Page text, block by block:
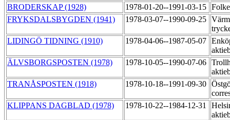
BRODERSKAP (1928)
1978-01-20--1991-03-15
FRYKSDALSBYGDEN (1941)
1978-03-07--1990-09-25
LIDINGÖ TIDNING (1910)
1978-04-06--1987-05-07
ÄLVSBORGSPOSTEN (1978)
1978-10-05--1990-07-06
TRANÅSPOSTEN (1918)
1978-10-18--1991-09-30
KLIPPANS DAGBLAD (1978)
1978-10-22--1984-12-31